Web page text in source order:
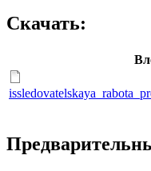
Скачать: